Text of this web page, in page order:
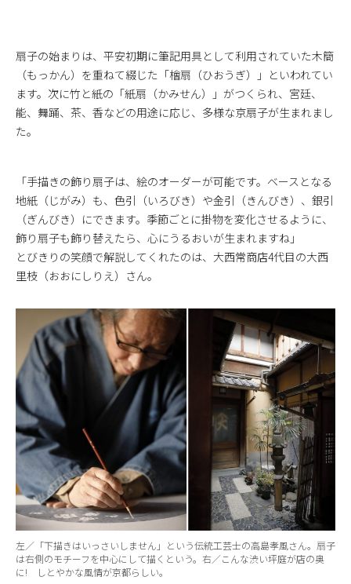
扇子の始まりは、平安初期に筆記用具として利用されていた木簡
（もっかん）を重ねて綴じた「檜扇（ひおうぎ）」といわれてい
ます。次に竹と紙の「紙扇（かみせん）」がつくられ、宮廷、
能、舞踊、茶、香などの用途に応じ、多様な京扇子が生まれまし
た。
「手描きの飾り扇子は、絵のオーダーが可能です。ベースとなる
地紙（じがみ）も、色引（いろびき）や金引（きんびき）、銀引
（ぎんびき）にできます。季節ごとに掛物を変化させるように、
飾り扇子も飾り替えたら、心にうるおいが生まれますね」
とびきりの笑顔で解説してくれたのは、大西常商店4代目の大西
里枝（おおにしりえ）さん。
左／「下描きはいっさいしません」という伝統工芸士の高島孝風さん。扇子
は右側のモチーフを中心にして描くという。右／こんな渋い坪庭が店の奥
に! しとやかな風情が京都らしい。